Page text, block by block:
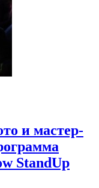
и мастер-
StandUp